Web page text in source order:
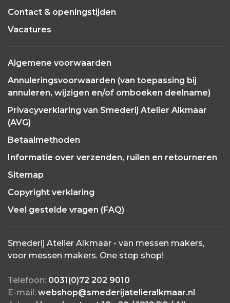
Contact & openingstijden
Vacatures
Algemene voorwaarden
Annuleringsvoorwaarden (van toepassing bij
annuleren, wijzigen en/of omboeken deelname)
Privacyverklaring van Smederij Atelier Alkmaar
(AVG)
Betaalmethoden
Informatie over verzenden, ruilen en retourneren
Sitemap
Copyright verklaring
Veel gestelde vragen (FAQ)
Smederij Atelier Alkmaar - van messen makers,
voor messen makers. One stop shop!
Telefoon: 0031(0)72 202 9010
E-mail: webshop@smederijatelieralkmaar.nl